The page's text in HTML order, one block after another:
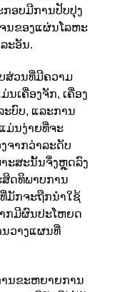
ອບມີການປັບປຸງ
ນຂອງແຜ່ນໂລຫະ
ະອັນ.
ສ່ວນທີ່ມີຄວາມ
ເຄື່ອງຈັກ, ເຄື່ອງ
ບົບ, ແລະການ
ມ່ນງ່າຍທີ່ຈະ
ຈາກວ່າລະດັບ
ະສະນັ້ນຈຶ່ງຫຼຸດລົງ
ສິດທິພາບການ
ມັກຈະຖືກນໍາໃຊ້
ກມີຜົນປະໂຫຍດ
ນວາງແຜນທີ່
ນຂະຫຍາຍການ